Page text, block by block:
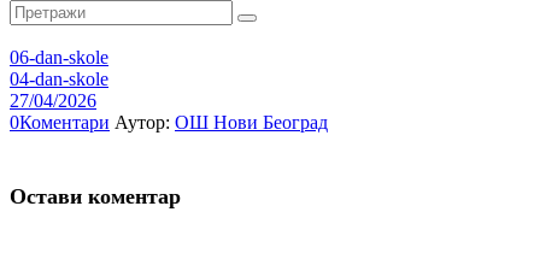
06-dan-skole
04-dan-skole
27/04/2026
0Коментари Аутор: ОШ Нови Београд
Остави коментар